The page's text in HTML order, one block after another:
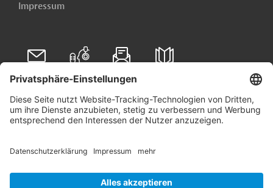
Impressum
Folgen Sie uns auf
Linkedin